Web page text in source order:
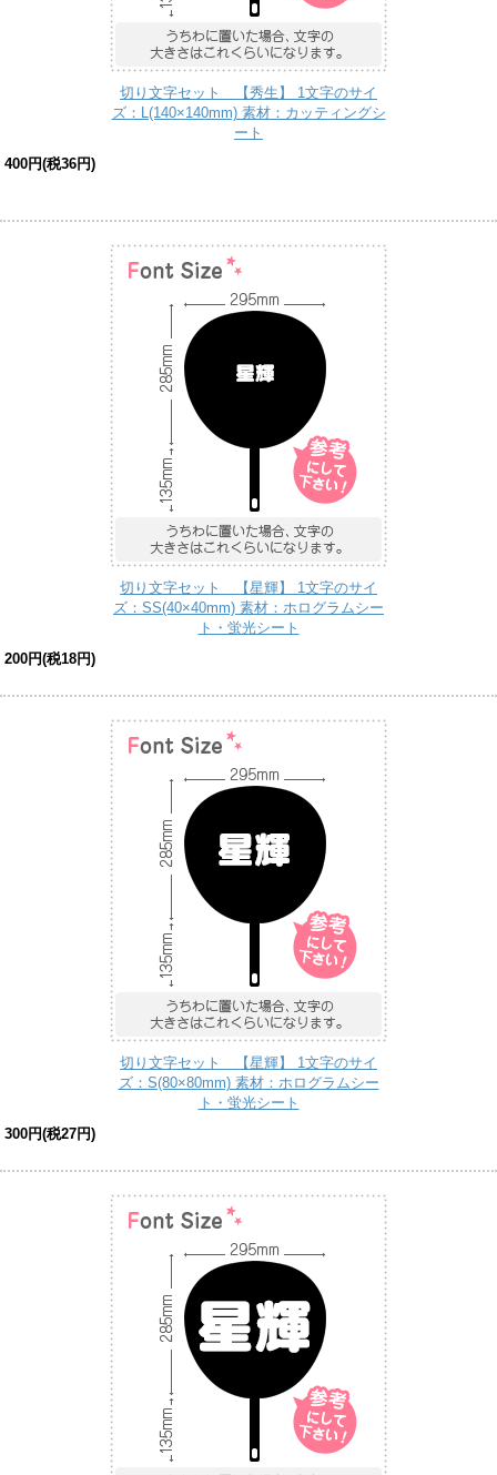
切り文字セット 【秀生】 1文字のサイ
ズ：L(140×140mm) 素材：カッティングシ
ート
400円(税36円)
切り文字セット 【星輝】 1文字のサイ
ズ：SS(40×40mm) 素材：ホログラムシー
ト・蛍光シート
200円(税18円)
切り文字セット 【星輝】 1文字のサイ
ズ：S(80×80mm) 素材：ホログラムシー
ト・蛍光シート
300円(税27円)